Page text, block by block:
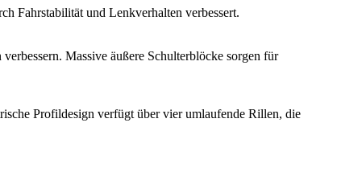
Fahrstabilität und Lenkverhalten verbessert.
Massive äußere Schulterblöcke sorgen für
Profildesign verfügt über vier umlaufende Rillen, die